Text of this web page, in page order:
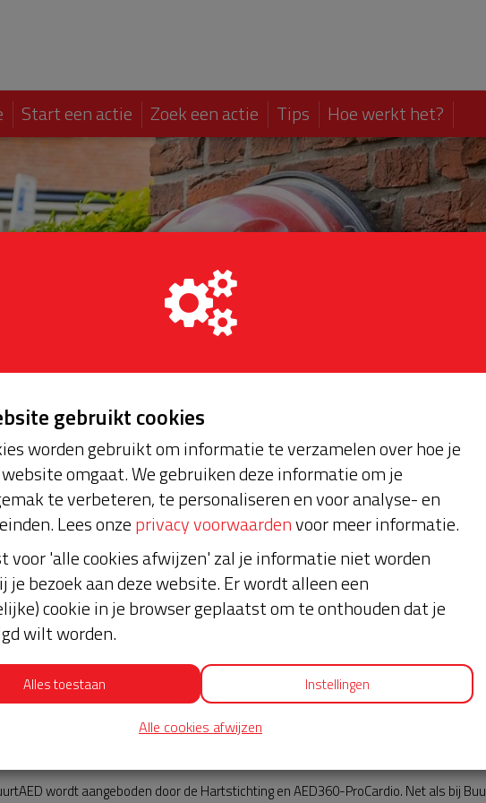
Start een actie Zoek een actie Tips Hoe werkt het?
Nieuws
wordt aangeboden door de Hartstichting en AED360-ProCardio. Net als bij
gebruikt cookies
worden gebruikt om informatie te verzamelen over hoe je
omgaat. We gebruiken deze informatie om je
te verbeteren, te personaliseren en voor analyse- en
Lees onzeprivacy voorwaardenvoor meer informatie.
voor 'alle cookies afwijzen' zal je informatie niet worden
je bezoek aan deze website. Er wordt alleen een
cookie in je browser geplaatst om te onthouden dat je
wilt worden.
Alles toestaan Instellingen
Alle cookies afwijzen